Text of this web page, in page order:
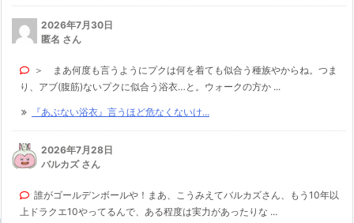
2026年7月30日
匿名 さん
＞ まあ何度も言うようにプクは何を着ても似合う種族やからね。つま
り、アブ(腹筋)ないプクに似合う浴衣…と。ウォークの方か ...
『あぶない浴衣』言うほど危なくないけ...
2026年7月28日
バルカズ さん
誰がゴールデンボールや！まあ、こうみえてバルカズさん、もう10年以
上ドラクエ10やってるんで、ある程度は実力があったりな ...